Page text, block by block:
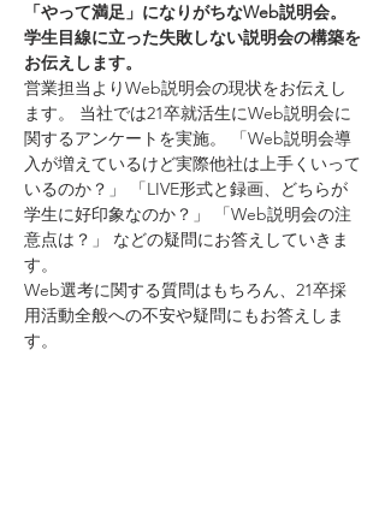
「やって満足」になりがちなWeb説明会。
学生目線に立った失敗しない説明会の構築を
お伝えします。
営業担当よりWeb説明会の現状をお伝えし
ます。 当社では21卒就活生にWeb説明会に
関するアンケートを実施。 「Web説明会導
入が増えているけど実際他社は上手くいって
いるのか？」 「LIVE形式と録画、どちらが
学生に好印象なのか？」 「Web説明会の注
意点は？」 などの疑問にお答えしていきま
す。
Web選考に関する質問はもちろん、21卒採
用活動全般への不安や疑問にもお答えしま
す。